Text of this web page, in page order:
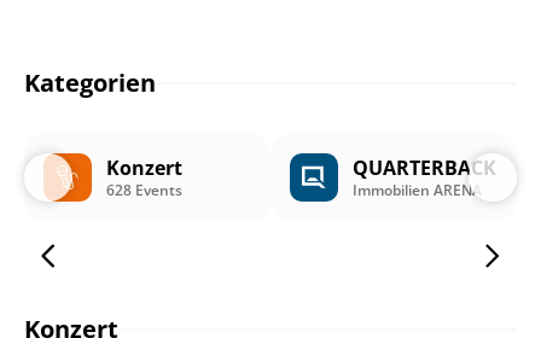
Kategorien
Konzert
628 Events
QUARTERBACK
Immobilien ARENA
Konzert